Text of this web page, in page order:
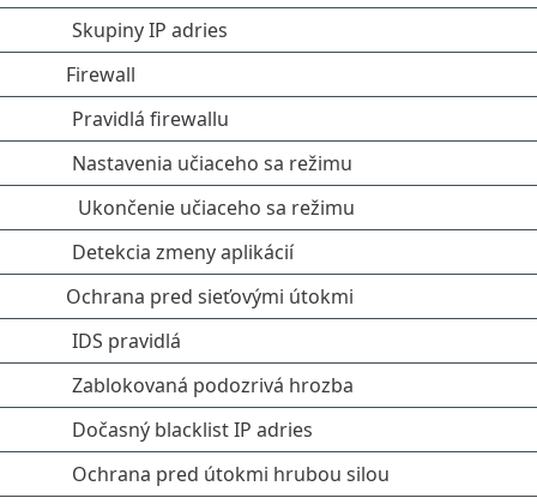
Skupiny IP adries
Firewall
Pravidlá firewallu
Nastavenia učiaceho sa režimu
Ukončenie učiaceho sa režimu
Detekcia zmeny aplikácií
Ochrana pred sieťovými útokmi
IDS pravidlá
Zablokovaná podozrivá hrozba
Dočasný blacklist IP adries
Ochrana pred útokmi hrubou silou